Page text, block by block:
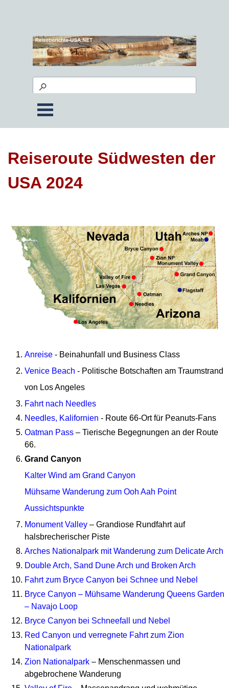
Reiseroute Südwesten der
USA 2024
Anreise - Beinahunfall und Business Class
Venice Beach - Politische Botschaften am Traumstrand
von Los Angeles
Fahrt nach Needles
Needles, Kalifornien - Route 66-Ort für Peanuts-Fans
Oatman Pass – Tierische Begegnungen an der Route
66.
Grand Canyon
Kalter Wind am Grand Canyon
Mühsame Wanderung zum Ooh Aah Point
Aussichtspunkte
Monument Valley – Grandiose Rundfahrt auf
halsbrecherischer Piste
Arches Nationalpark mit Wanderung zum Delicate Arch
Double Arch, Sand Dune Arch und Broken Arch
Fahrt zum Bryce Canyon bei Schnee und Nebel
Bryce Canyon – Mühsame Wanderung Queens Garden
– Navajo Loop
Bryce Canyon bei Schneefall und Nebel
Red Canyon und verregnete Fahrt zum Zion
Nationalpark
Zion Nationalpark – Menschenmassen und
abgebrochene Wanderung